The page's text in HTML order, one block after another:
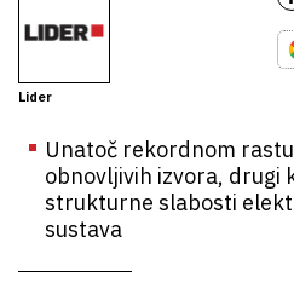
Lider
Unatoč rekordnom
obnovljivih izvora,
strukturne slabosti
sustava